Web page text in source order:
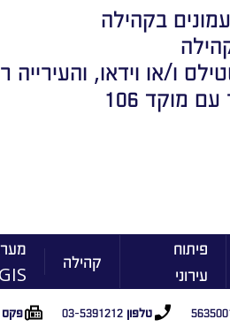
בקהילה
ו/או וידאו,
מוקד 106
פיתוח
עירוני
קהילה
GIS
טלפון 03-5391212 פקס